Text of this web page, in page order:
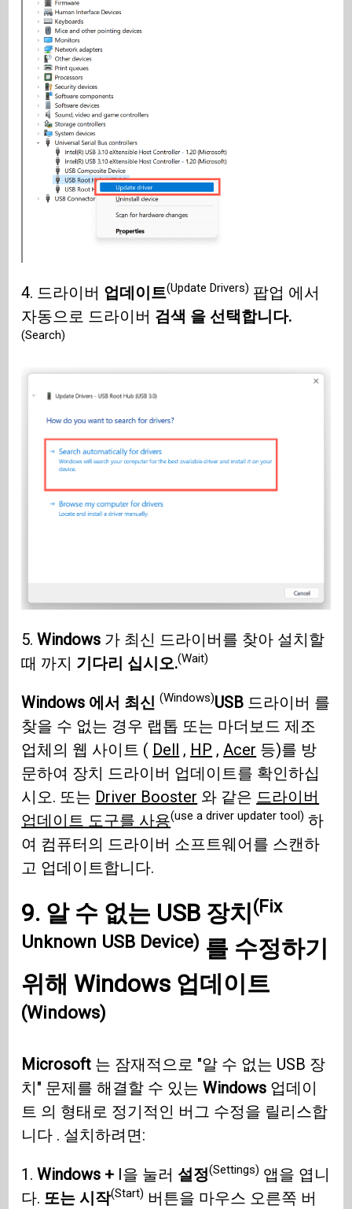
4. 드라이버 업데이트(Update Drivers) 팝업 에서
자동으로 드라이버 검색 을 선택합니다.
(Search)
5.Windows 가 최신 드라이버를 찾아 설치할
때 까지 기다리 십시오.(Wait)
Windows 에서 최신(Windows)USB 드라이버 를
찾을 수 없는 경우 랩톱 또는 마더보드 제조
업체의 웹 사이트 ( Dell , HP , Acer 등)를 방
문하여 장치 드라이버 업데이트를 확인하십
시오. 또는 Driver Booster 와 같은 드라이버
업데이트 도구를 사용(use a driver updater tool) 하
여 컴퓨터의 드라이버 소프트웨어를 스캔하
고 업데이트합니다.
9. 알 수 없는 USB 장치 (Fix
Unknown USB Device) 를 수정하기
위해Windows 업데이트
(Windows)
Microsoft 는 잠재적으로 "알 수 없는 USB 장
치" 문제를 해결할 수 있는Windows 업데이
트 의 형태로 정기적인 버그 수정을 릴리스합
니다 . 설치하려면:
1.Windows + I을 눌러 설정(Settings) 앱을 엽니
다. 또는 시작(Start) 버튼을 마우스 오른쪽 버